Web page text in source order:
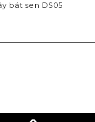
bát sen DS05